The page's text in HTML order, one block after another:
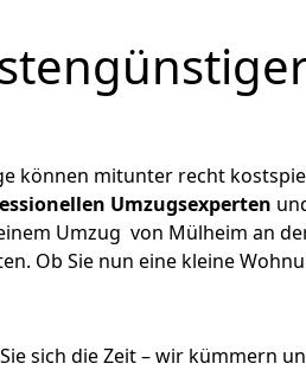
können mitunter recht
Umzugsexperten
Umzug von Mülheim an
Ob Sie nun eine kleine
sich die Zeit – wir kümmern